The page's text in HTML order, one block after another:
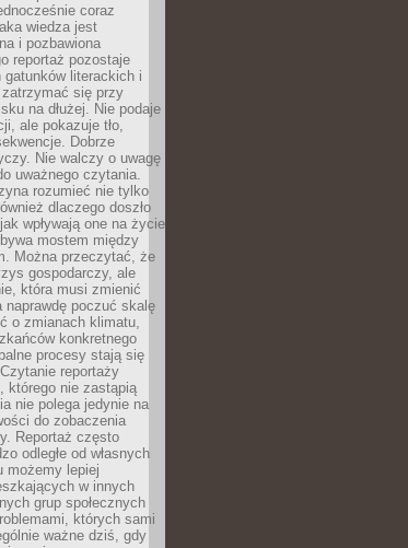
coraz
wiedza jest
i pozbawiona
reportaż pozostaje
literackich i
się przy
na dłużej. Nie podaje
ale pokazuje tło,
Dobrze
Nie walczy o uwagę
uważnego czytania.
rozumieć nie tylko
dlaczego doszło
wpływają one na życie
mostem między
Można przeczytać, że
gospodarczy, ale
która musi zmienić
naprawdę poczuć skalę
o zmianach klimatu,
konkretnego
procesy stają się
reportaży
którego nie zastąpią
nie polega jedynie na
do zobaczenia
Reportaż często
odległe od własnych
możemy lepiej
w innych
grup społecznych
których sami
ważne dziś, gdy